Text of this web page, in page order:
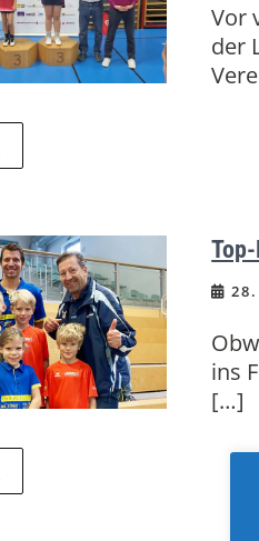
Vor
der
28.
ins
[…]